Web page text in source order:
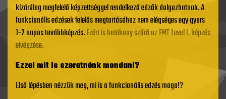
kizárólag megfelelő képzettséggel rendelkező edzők dolgozhatnak. A
funkcionális edzések felelős megtartásához nem elégséges egy gyors
1-2 napos továbbképzés.Ezért is hatékony szűrő az FMT Level I. képzés
elvégzése.
Ezzel mit is szeretnénk mondani?
Első lépésben nézzük meg, mi is a funkcionális edzés maga!?